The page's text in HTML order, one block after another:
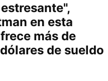
en esta
más de
de sueldo